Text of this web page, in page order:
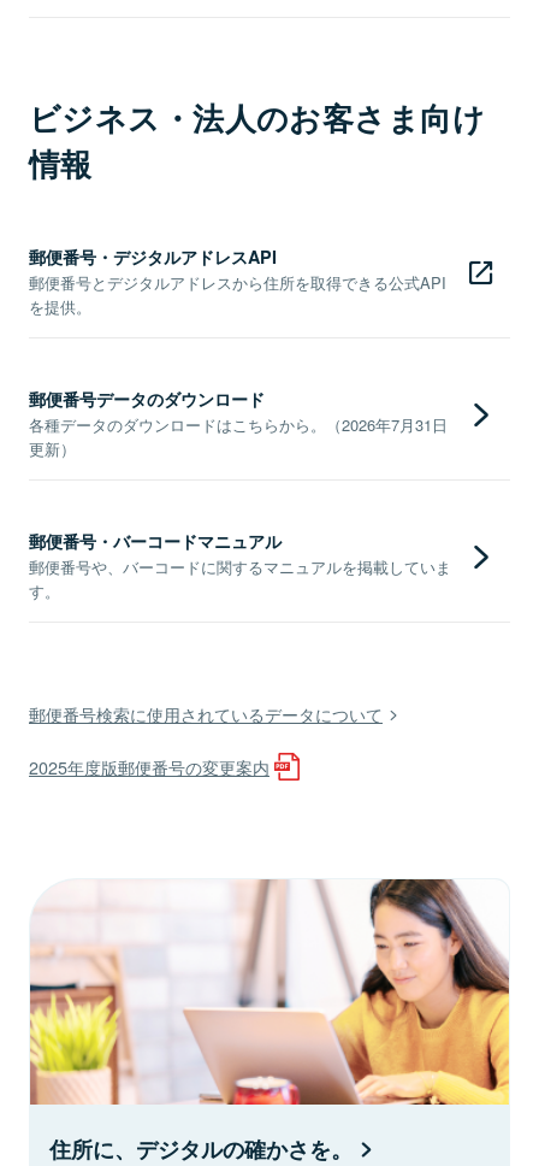
ビジネス・法人のお客さま向け
情報
郵便番号・デジタルアドレスAPI
郵便番号とデジタルアドレスから住所を取得できる公式API
を提供。
郵便番号データのダウンロード
各種データのダウンロードはこちらから。（2026年7月31日
更新）
郵便番号・バーコードマニュアル
郵便番号や、バーコードに関するマニュアルを掲載していま
す。
郵便番号検索に使用されているデータについて
2025年度版郵便番号の変更案内
住所に、デジタルの確かさを。